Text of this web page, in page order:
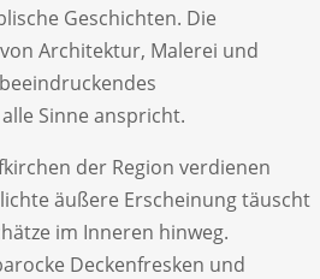
Geschichten. Die
Architektur, Malerei und
Sinne anspricht.
der Region verdienen
äußere Erscheinung täuscht
im Inneren hinweg.
Deckenfresken und